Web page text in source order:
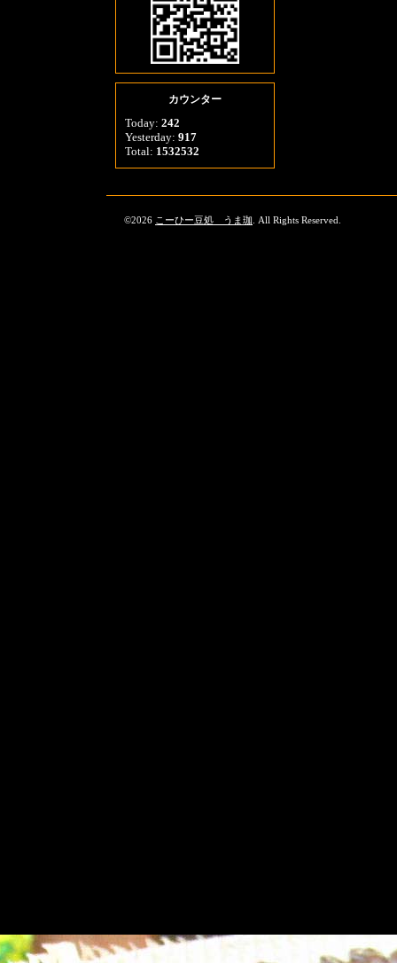
カウンター
Today: 242
Yesterday: 917
Total: 1532532
©2026 こーひー豆処 うま珈 . All Rights Reserved.